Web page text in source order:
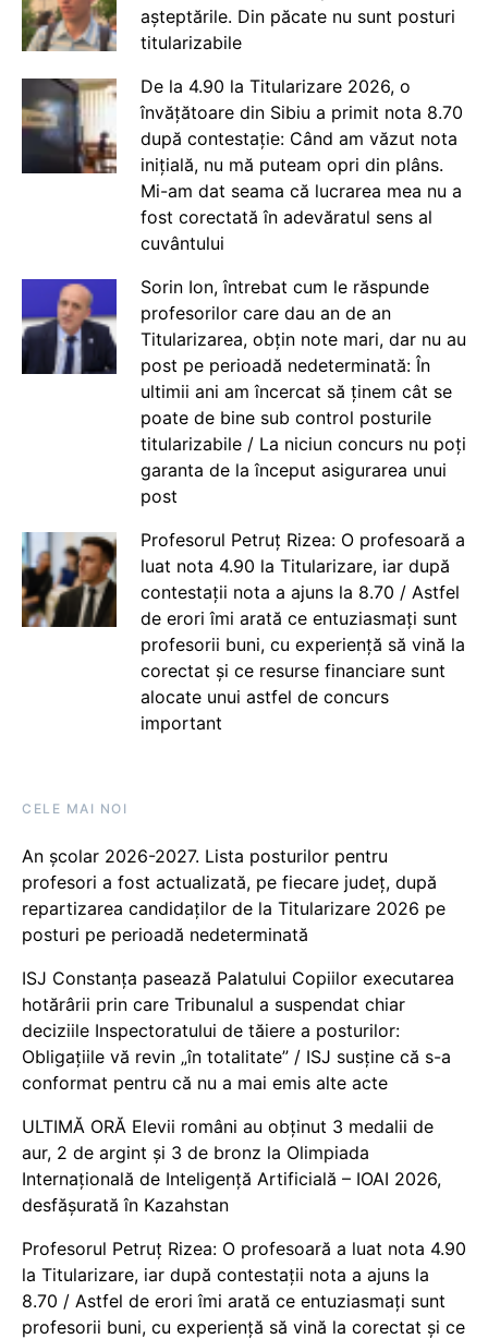
așteptările. Din păcate nu sunt posturi
titularizabile
De la 4.90 la Titularizare 2026, o
învățătoare din Sibiu a primit nota 8.70
după contestație: Când am văzut nota
inițială, nu mă puteam opri din plâns.
Mi-am dat seama că lucrarea mea nu a
fost corectată în adevăratul sens al
cuvântului
Sorin Ion, întrebat cum le răspunde
profesorilor care dau an de an
Titularizarea, obțin note mari, dar nu au
post pe perioadă nedeterminată: În
ultimii ani am încercat să ținem cât se
poate de bine sub control posturile
titularizabile / La niciun concurs nu poți
garanta de la început asigurarea unui
post
Profesorul Petruț Rizea: O profesoară a
luat nota 4.90 la Titularizare, iar după
contestații nota a ajuns la 8.70 / Astfel
de erori îmi arată ce entuziasmați sunt
profesorii buni, cu experiență să vină la
corectat și ce resurse financiare sunt
alocate unui astfel de concurs
important
CELE MAI NOI
An școlar 2026-2027. Lista posturilor pentru
profesori a fost actualizată, pe fiecare județ, după
repartizarea candidaților de la Titularizare 2026 pe
posturi pe perioadă nedeterminată
ISJ Constanța pasează Palatului Copiilor executarea
hotărârii prin care Tribunalul a suspendat chiar
deciziile Inspectoratului de tăiere a posturilor:
Obligațiile vă revin „în totalitate” / ISJ susține că s-a
conformat pentru că nu a mai emis alte acte
ULTIMĂ ORĂ Elevii români au obținut 3 medalii de
aur, 2 de argint și 3 de bronz la Olimpiada
Internațională de Inteligență Artificială – IOAI 2026,
desfășurată în Kazahstan
Profesorul Petruț Rizea: O profesoară a luat nota 4.90
la Titularizare, iar după contestații nota a ajuns la
8.70 / Astfel de erori îmi arată ce entuziasmați sunt
profesorii buni, cu experiență să vină la corectat și ce